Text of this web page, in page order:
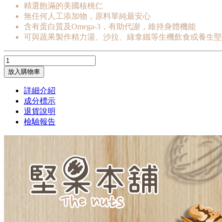
精選飽滿的美國核桃仁
無任何人工添加物，原料單純最安心
含有蛋白質及Omega-3，有助代謝，維持身體機能
可與蔬果製作精力湯、沙拉、綠拿鐵等生機飲食或養生
放入購物車
詳細介紹
成分標示
退貨說明
檢驗報告